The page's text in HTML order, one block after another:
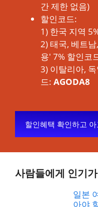
간 제한 없음)
할인코드:
1) 한국 지역
2) 태국, 베트
용' 7% 할인코
3) 이탈리아,
드: AGODA8
할인혜택 확인하고
사람들에게 인기
일본
아야